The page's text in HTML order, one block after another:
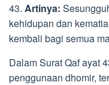
43. Artinya:
kehidupan dan
kembali bagi semua
Dalam Surat Qaf ayat
penggunaan dhomir,